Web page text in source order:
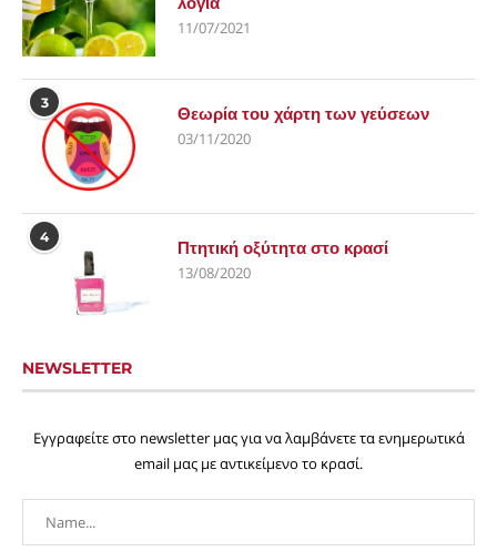
11/07/2021
3 Θεωρία του χάρτη των γεύσεων
03/11/2020
4 Πτητική οξύτητα στο κρασί
13/08/2020
NEWSLETTER
Εγγραφείτε στο newsletter μας για να λαμβάνετε τα ενημερωτικά
email μας με αντικείμενο το κρασί.